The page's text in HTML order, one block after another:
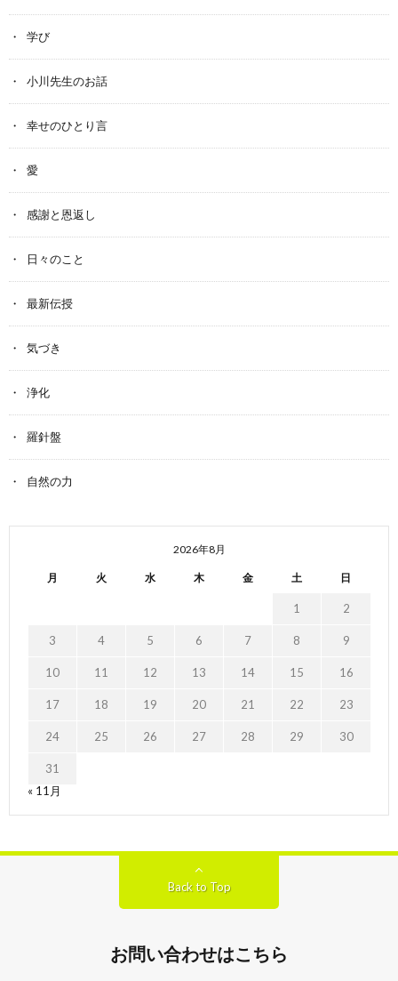
学び
小川先生のお話
幸せのひとり言
愛
感謝と恩返し
日々のこと
最新伝授
気づき
浄化
羅針盤
自然の力
2026年8月
月 火 水 木 金 土 日
1 2
3 4 5 6 7 8 9
10 11 12 13 14 15 16
17 18 19 20 21 22 23
24 25 26 27 28 29 30
31
« 11月
Back to Top
お問い合わせはこちら